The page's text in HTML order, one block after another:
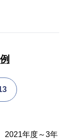
2021年度～3年